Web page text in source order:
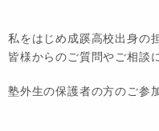
私をはじめ成蹊高校出身の
皆様からのご質問やご相談
塾外生の保護者の方のご参